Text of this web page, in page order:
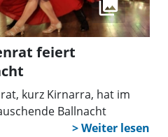
feiert
kurz Kirnarra, hat im
Ballnacht